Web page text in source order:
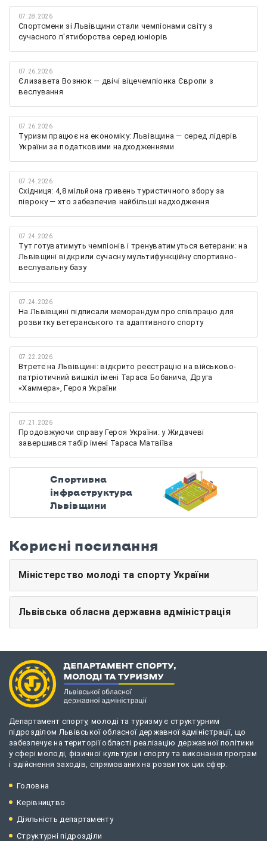
07.28.2026
Спортсмени зі Львівщини стали чемпіонами світу з
сучасного п'ятиборства серед юніорів
07.26.2026
Єлизавета Вознюк — двічі віцечемпіонка Європи з
веслування
07.26.2026
Туризм працює на економіку: Львівщина — серед лідерів
України за податковими надходженнями
07.24.2026
Східниця: 4,8 мільйона гривень туристичного збору за
півроку — хто забезпечив найбільші надходження
07.24.2026
Тут готуватимуть чемпіонів і тренуватимуться ветерани: на
Львівщині відкрили сучасну мультифункційну спортивно-
веслувальну базу
07.24.2026
На Львівщині підписали меморандум про співпрацю для
розвитку ветеранського та адаптивного спорту
07.22.2026
Втретє на Львівщині: відкрито реєстрацію на військово-
патріотичний вишкіл імені Тараса Бобанича, Друга
«Хаммера», Героя України
07.21.2026
Продовжуючи справу Героя України: у Жидачеві
завершився табір імені Тараса Матвіїва
Спортивна
інфраструктура
Львівщини
Корисні посилання
Міністерство молоді та спорту України
Львівська обласна державна адміністрація
Департамент спорту, молоді та туризму є структурним
підрозділом Львівської обласної державної адміністрації, що
забезпечує на території області реалізацію державної політики
у сфері молоді, фізичної культури і спорту та виконання програм
і здійснення заходів, спрямованих на розвиток цих сфер.
Головна
Керівництво
Діяльність департаменту
Структурні підрозділи